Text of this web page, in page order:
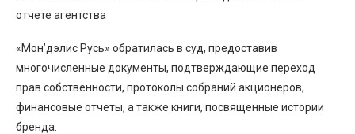
отчете агентства
«Мон’дэлис Русь» обратилась в суд, предоставив
многочисленные документы, подтверждающие переход
прав собственности, протоколы собраний акционеров,
финансовые отчеты, а также книги, посвященные истории
бренда.